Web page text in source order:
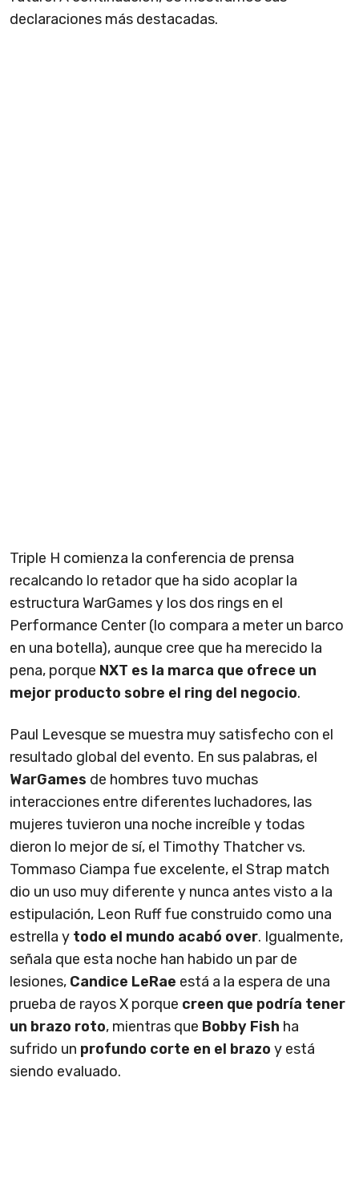
declaraciones más destacadas.
Triple H comienza la conferencia de prensa
recalcando lo retador que ha sido acoplar la
estructura WarGames y los dos rings en el
Performance Center (lo compara a meter un barco
en una botella), aunque cree que ha merecido la
pena, porque NXT es la marca que ofrece un
mejor producto sobre el ring del negocio.
Paul Levesque se muestra muy satisfecho con el
resultado global del evento. En sus palabras, el
WarGames de hombres tuvo muchas
interacciones entre diferentes luchadores, las
mujeres tuvieron una noche increíble y todas
dieron lo mejor de sí, el Timothy Thatcher vs.
Tommaso Ciampa fue excelente, el Strap match
dio un uso muy diferente y nunca antes visto a la
estipulación, Leon Ruff fue construido como una
estrella y todo el mundo acabó over. Igualmente,
señala que esta noche han habido un par de
lesiones, Candice LeRae está a la espera de una
prueba de rayos X porque creen que podría tener
un brazo roto, mientras que Bobby Fish ha
sufrido un profundo corte en el brazo y está
siendo evaluado.